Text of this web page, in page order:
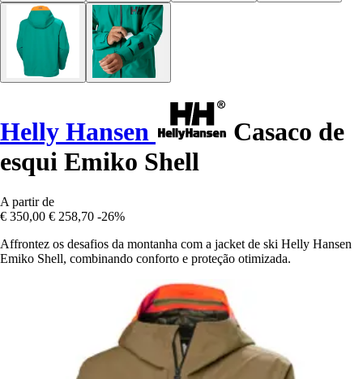
Helly Hansen
Casaco de
esqui Emiko Shell
A partir de
€ 350,00 € 258,70 -26%
Affrontez os desafios da montanha com a jacket de ski Helly Hansen
Emiko Shell, combinando conforto e proteção otimizada.